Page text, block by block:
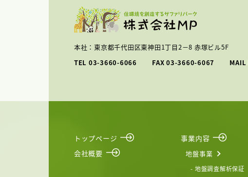
本社：東京都千代田区東神田1丁目2－8 赤塚ビル5F
TEL 03-3660-6066 FAX 03-3660-6067 MAIL
トップページ
会社概要
事業内容
地盤事業
- 地盤調査解析保証